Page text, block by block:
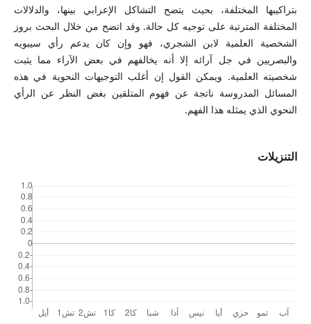
بتراكيبها المختلفة، بحيث يتضح التشاكل الإعرابي بينها، والدلالات
المختلفة المترتبة على توجيه كل حالة. وقد اتضح من خلال البحث بروز
الشخصية العلمية لابن الشجري، فهو وإن كان يدعم رأي سيبويه
والبصريين في جل آرائه إلا أنه يخالفهم في بعض الآراء مما يثبت
شخصيته العلمية. ويمكن القول إن أغلب التوجيهات النحوية في هذه
المسائل المدروسة ناتجة عن فهوم المتلقين بغض النظر عن الرأي
النحوي الذي يمثله هذا الفهم.
التنزيلات